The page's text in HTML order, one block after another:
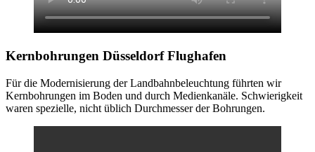
Kernbohrungen Düsseldorf Flughafen
Für die Modernisierung der Landbahnbeleuchtung führten wir
Kernbohrungen im Boden und durch Medienkanäle. Schwierigkeit
waren spezielle, nicht üblich Durchmesser der Bohrungen.